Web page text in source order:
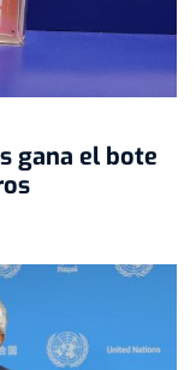
gana el bote